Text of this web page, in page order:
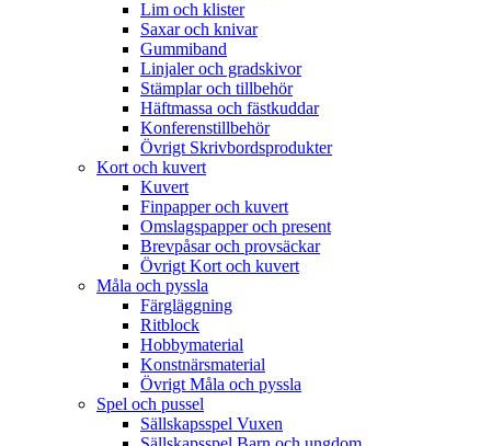
Lim och klister
Saxar och knivar
Gummiband
Linjaler och gradskivor
Stämplar och tillbehör
Häftmassa och fästkuddar
Konferenstillbehör
Övrigt Skrivbordsprodukter
Kort och kuvert
Kuvert
Finpapper och kuvert
Omslagspapper och present
Brevpåsar och provsäckar
Övrigt Kort och kuvert
Måla och pyssla
Färgläggning
Ritblock
Hobbymaterial
Konstnärsmaterial
Övrigt Måla och pyssla
Spel och pussel
Sällskapsspel Vuxen